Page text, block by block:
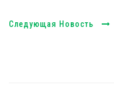
Следующая Новость